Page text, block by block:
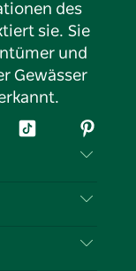
des
sie. Sie
und
Gewässer
TikTok